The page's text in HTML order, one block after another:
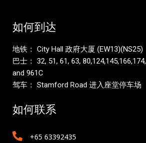
如何到达
地铁： City Hall 政府大厦 (EW13)(NS25)
巴士： 32, 51, 61, 63,
and 961C
驾车： Stamford Road 进入座堂停车场
如何联系
+65 63392435